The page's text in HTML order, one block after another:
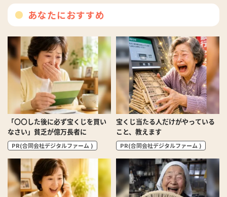
あなたにおすすめ
「〇〇した後に必ず宝くじを買い
なさい」貧乏が億万長者に
PR(合同会社デジタルファーム )
宝くじ当たる人だけがやっている
こと、教えます
PR(合同会社デジタルファーム )